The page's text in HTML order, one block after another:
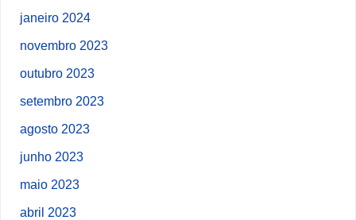
janeiro 2024
novembro 2023
outubro 2023
setembro 2023
agosto 2023
junho 2023
maio 2023
abril 2023